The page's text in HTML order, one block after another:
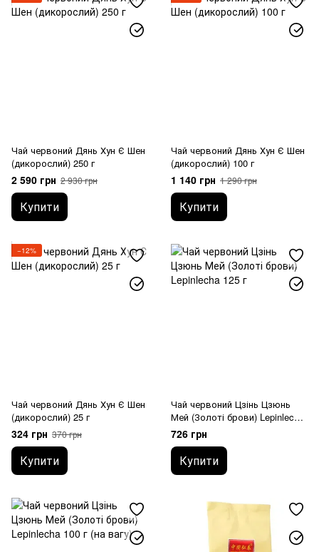
Чай червоний Дянь Хун Є Шен
(дикорослий) 250 г
2 590 грн 2 930 грн
Купити
Чай червоний Дянь Хун Є Шен
(дикорослий) 100 г
1 140 грн 1 290 грн
Купити
−12%
Чай червоний Дянь Хун Є Шен
(дикорослий) 25 г
324 грн 370 грн
Купити
Чай червоний Цзінь Цзюнь
Мей (Золоті брови) Lepinlecha
125 г
726 грн
Купити